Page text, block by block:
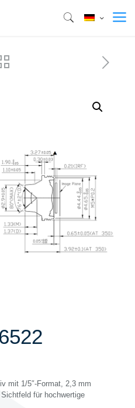
mit 1/5″-Format, 2,3 mm
für hochwertige